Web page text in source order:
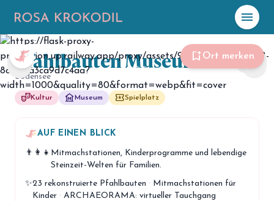
menu
☀️ Heute
Plane mit Kroki
celebration Events NEU
hiking
hotel Unterkünfte
chevron_left chevron_right
bookmark_add Ort merken
Foto: Wanderzwerge Bodensee
Pfahlbauten Museum
Bodensee
theater_comedyKultur museum Museum local_playSpielplatz
share
AUF EINEN BLICK
👨‍👩‍👧 Mitmachstationen, Kinderprogramme und lebendige
Steinzeit-Welten für Familien.
✨23 rekonstruierte Pfahlbauten · Mitmachstationen für
Kinder · ARCHAEORAMA: virtueller Tauchgang